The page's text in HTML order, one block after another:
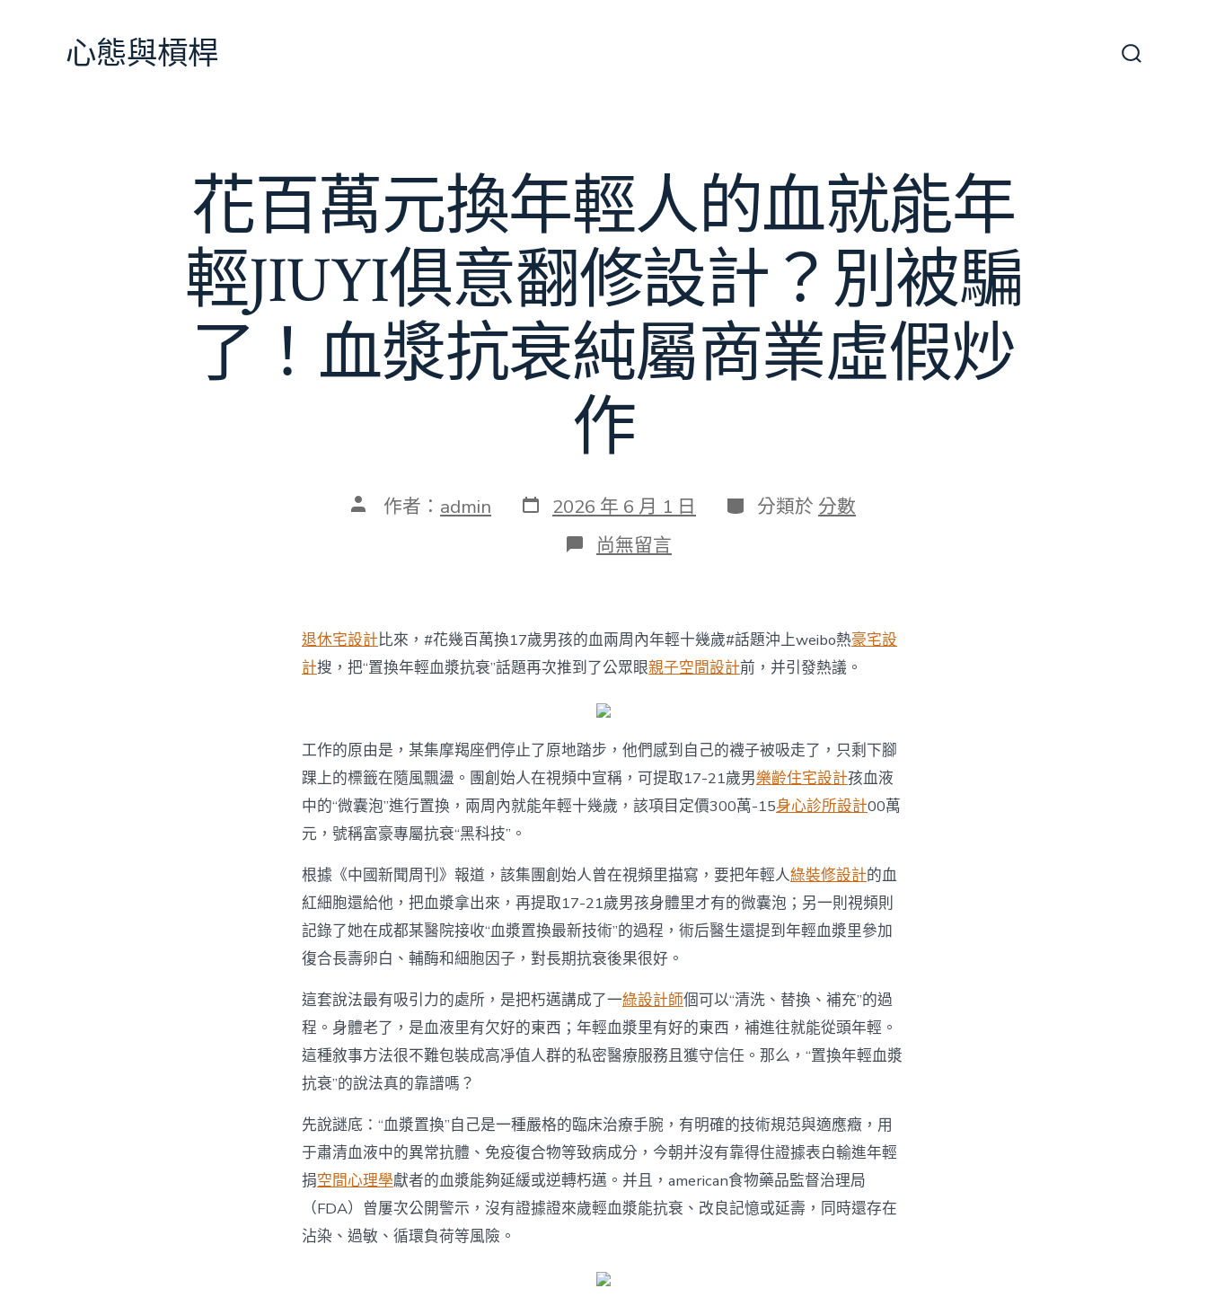
心態與槓桿
花百萬元換年輕人的血就能年
輕JIUYI俱意翻修設計？別被騙
了！血漿抗衰純屬商業虛假炒
作
文 作者： admin 發
表
2026 年 6 月 1 日 分
類
分類於 分數
在
〈花
換
年
輕
的
血
就
能
年
輕
JIUYI
翻
修
設
計？
別
被
了！
血
漿
抗
衰
商
業
虛
假
炒
作〉
尚無留言
退休宅設計比來，#花幾百萬換17歲男孩的血兩周內年輕十幾歲#話題沖上weibo熱豪宅設
計搜，把“置換年輕血漿抗衰”話題再次推到了公眾眼親子空間設計前，并引發熱議。
工作的原由是，某集摩羯座們停止了原地踏步，他們感到自己的襪子被吸走了，只剩下腳
踝上的標籤在隨風飄盪。團創始人在視頻中宣稱，可提取17-21歲男樂齡住宅設計孩血液
中的“微囊泡”進行置換，兩周內就能年輕十幾歲，該項目定價300萬-15身心診所設計00萬
元，號稱富豪專屬抗衰“黑科技”。
根據《中國新聞周刊》報道，該集團創始人曾在視頻里描寫，要把年輕人綠裝修設計的血
紅細胞還給他，把血漿拿出來，再提取17-21歲男孩身體里才有的微囊泡；另一則視頻則
記錄了她在成都某醫院接收“血漿置換最新技術”的過程，術后醫生還提到年輕血漿里參加
復合長壽卵白、輔酶和細胞因子，對長期抗衰後果很好。
這套說法最有吸引力的處所，是把朽邁講成了一綠設計師個可以“清洗、替換、補充”的過
程。身體老了，是血液里有欠好的東西；年輕血漿里有好的東西，補進往就能從頭年輕。
這種敘事方法很不難包裝成高凈值人群的私密醫療服務且獲守信任。那么，“置換年輕血漿
抗衰”的說法真的靠譜嗎？
先說謎底：“血漿置換”自己是一種嚴格的臨床治療手腕，有明確的技術規范與適應癥，用
于肅清血液中的異常抗體、免疫復合物等致病成分，今朝并沒有靠得住證據表白輸進年輕
捐空間心理學獻者的血漿能夠延緩或逆轉朽邁。并且，american食物藥品監督治理局
（FDA）曾屢次公開警示，沒有證據證來歲輕血漿能抗衰、改良記憶或延壽，同時還存在
沾染、過敏、循環負荷等風險。